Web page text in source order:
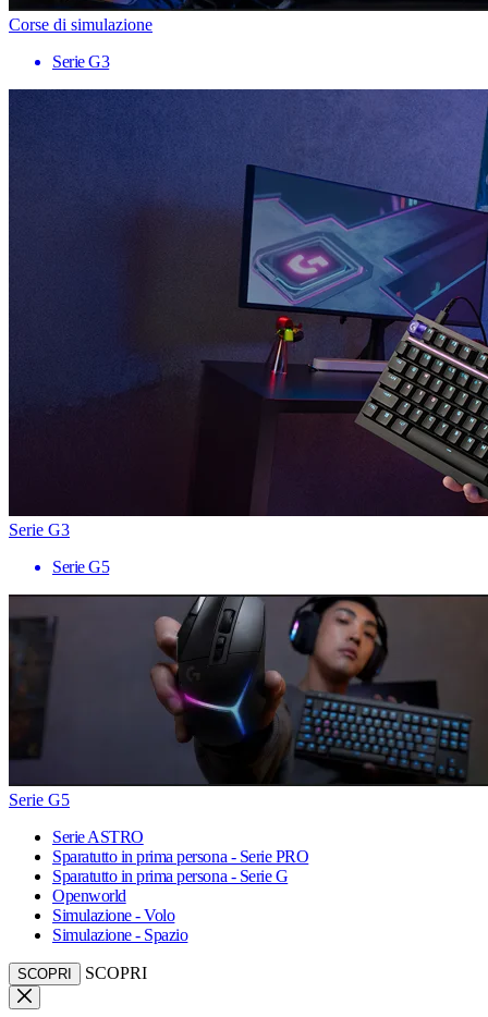
Corse di simulazione
Serie G3
Serie G3
Serie G5
Serie G5
Serie ASTRO
Sparatutto in prima persona - Serie PRO
Sparatutto in prima persona - Serie G
Openworld
Simulazione - Volo
Simulazione - Spazio
SCOPRI SCOPRI